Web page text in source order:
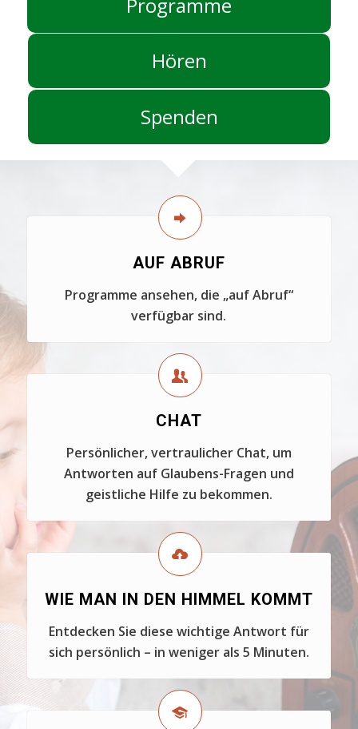
Hören
Spenden
AUF ABRUF
Programme ansehen, die „auf Abruf“
verfügbar sind.
CHAT
Persönlicher, vertraulicher Chat, um
Antworten auf Glaubens-Fragen und
geistliche Hilfe zu bekommen.
WIE MAN IN DEN HIMMEL KOMMT
Entdecken Sie diese wichtige Antwort für
sich persönlich – in weniger als 5 Minuten.